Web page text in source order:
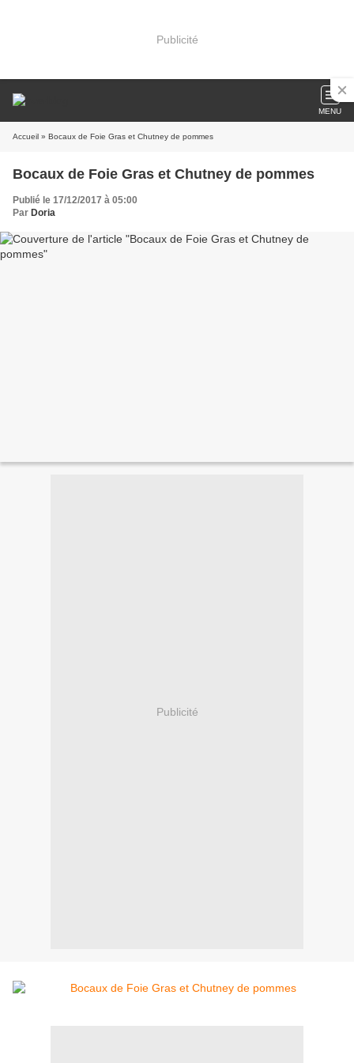
Publicité
MENU
Accueil » Bocaux de Foie Gras et Chutney de pommes
Bocaux de Foie Gras et Chutney de pommes
Publié le 17/12/2017 à 05:00
Par Doria
Publicité